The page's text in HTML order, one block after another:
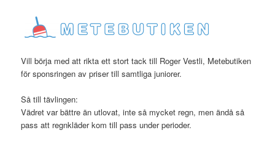
Vill börja med att rikta ett stort tack till Roger Vestli, Metebutiken
för sponsringen av priser till samtliga juniorer.
Så till tävlingen:
Vädret var bättre än utlovat, inte så mycket regn, men ändå så
pass att regnkläder kom till pass under perioder.